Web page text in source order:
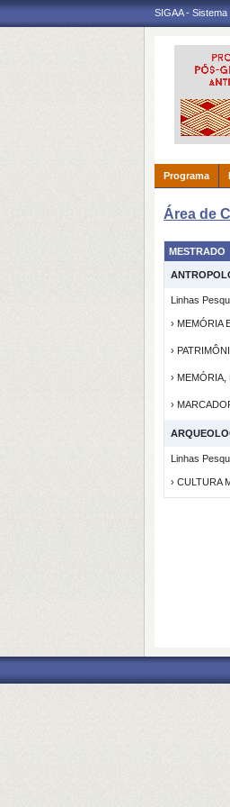
SIGAA -
Programa
Área de
MESTRADO
Linhas
› MEMÓRIA
›
›
›
Linhas
› CULTURA